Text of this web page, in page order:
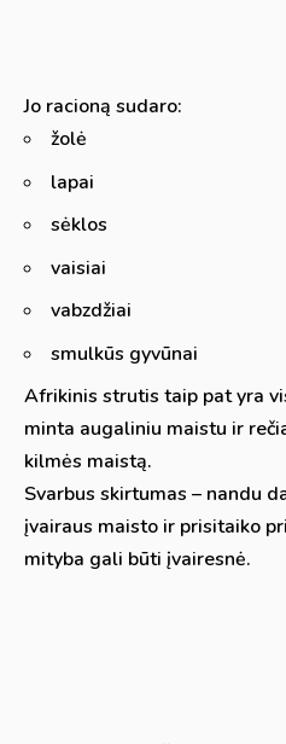
Jo racioną sudaro:
žolė
lapai
sėklos
vaisiai
vabzdžiai
smulkūs gyvūnai
Afrikinis strutis taip pat yra
minta augaliniu maistu ir
kilmės maistą.
Svarbus skirtumas – nandu
įvairaus maisto ir prisitaiko
mityba gali būti įvairesnė.